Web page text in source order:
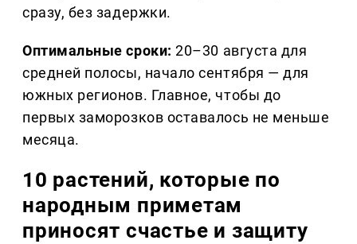
сразу, без задержки.
Оптимальные сроки: 20–30 августа для
средней полосы, начало сентября — для
южных регионов. Главное, чтобы до
первых заморозков оставалось не меньше
месяца.
10 растений, которые по
народным приметам
приносят счастье и защиту